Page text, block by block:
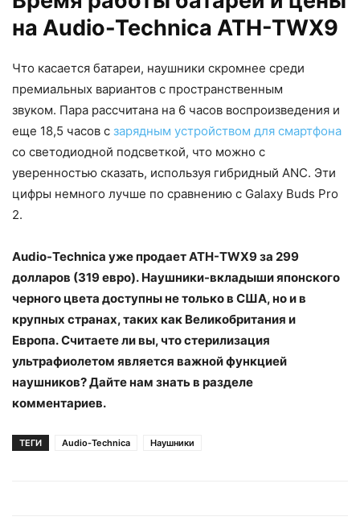
на Audio-Technica ATH-TWX9
Что касается батареи, наушники скромнее среди
премиальных вариантов с пространственным
звуком. Пара рассчитана на 6 часов воспроизведения и
еще 18,5 часов с зарядным устройством для смартфона
со светодиодной подсветкой, что можно с
уверенностью сказать, используя гибридный ANC. Эти
цифры немного лучше по сравнению с Galaxy Buds Pro
2.
Audio-Technica уже продает ATH-TWX9 за 299
долларов (319 евро). Наушники-вкладыши японского
черного цвета доступны не только в США, но и в
крупных странах, таких как Великобритания и
Европа. Считаете ли вы, что стерилизация
ультрафиолетом является важной функцией
наушников? Дайте нам знать в разделе
комментариев.
ТЕГИ Audio-Technica Наушники